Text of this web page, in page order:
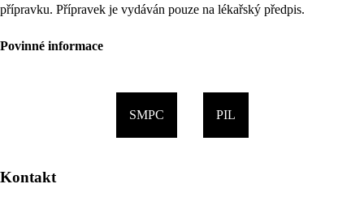
přípravku. Přípravek je vydáván pouze na lékařský předpis.
Povinné informace
SMPC PIL
Kontakt